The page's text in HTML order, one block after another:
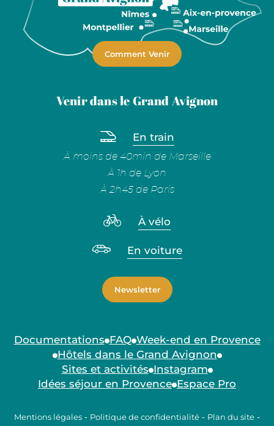
Comment Venir
Venir dans le Grand Avignon
En train
À moins de 40min de Marseille
À 1h de Lyon
À 2h45 de Paris
À vélo
En voiture
Newsletter
Documentations FAQ Week-end en Provence
Hôtels dans le Grand Avignon
Sites et activités Instagram
Idées séjour en Provence Espace Pro
Mentions légales - Politique de confidentialité - Plan du site -